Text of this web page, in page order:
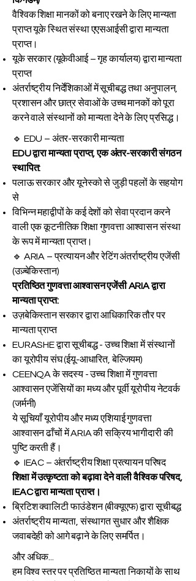
वैश्विक शिक्षा मानकों को बनाए रखने के लिए मान्यता
प्राप्त यूके स्थित संस्था एएसआईसी द्वारा मान्यता
प्राप्त।
यूके सरकार (यूकेवीआई – गृह कार्यालय) द्वारा मान्यता
प्राप्त
अंतर्राष्ट्रीय निर्देशिकाओं में सूचीबद्ध तथा अनुपालन,
प्रशासन और छात्र सेवाओं के उच्च मानकों को पूरा
करने वाले संस्थानों को मान्यता देने के लिए प्रसिद्ध।
🔹 EDU – अंतर-सरकारी मान्यता
EDU द्वारा मान्यता प्राप्त, एक अंतर-सरकारी संगठन
स्थापित:
पलाऊ सरकार और यूनेस्को से जुड़ी पहलों के सहयोग
से
विभिन्न महाद्वीपों के कई देशों को सेवा प्रदान करने
वाली एक कूटनीतिक शिक्षा गुणवत्ता आश्वासन संस्था
के रूप में मान्यता प्राप्त।
🔹 ARIA – प्रत्यायन और रेटिंग अंतर्राष्ट्रीय एजेंसी
(उज़्बेकिस्तान)
प्रतिष्ठित गुणवत्ता आश्वासन एजेंसी ARIA द्वारा
मान्यता प्राप्त:
उज़बेकिस्तान सरकार द्वारा आधिकारिक तौर पर
मान्यता प्राप्त
EURASHE द्वारा सूचीबद्ध - उच्च शिक्षा में संस्थानों
का यूरोपीय संघ (ईयू-आधारित, बेल्जियम)
CEENQA के सदस्य - उच्च शिक्षा में गुणवत्ता
आश्वासन एजेंसियों का मध्य और पूर्वी यूरोपीय नेटवर्क
(जर्मनी)
ये सूचियाँ यूरोपीय और मध्य एशियाई गुणवत्ता
आश्वासन ढाँचों में ARIA की सक्रिय भागीदारी की
पुष्टि करती हैं।
🔹 IEAC – अंतर्राष्ट्रीय शिक्षा प्रत्यायन परिषद
शिक्षा में उत्कृष्टता को बढ़ावा देने वाली वैश्विक परिषद,
IEAC द्वारा मान्यता प्राप्त।
ब्रिटिश क्वालिटी फाउंडेशन (बीक्यूएफ) द्वारा सूचीबद्ध
अंतर्राष्ट्रीय मान्यता, संस्थागत सुधार और शैक्षिक
जवाबदेही को आगे बढ़ाने के लिए समर्पित।
और अधिक...
हम विश्व स्तर पर प्रतिष्ठित मान्यता निकायों के साथ